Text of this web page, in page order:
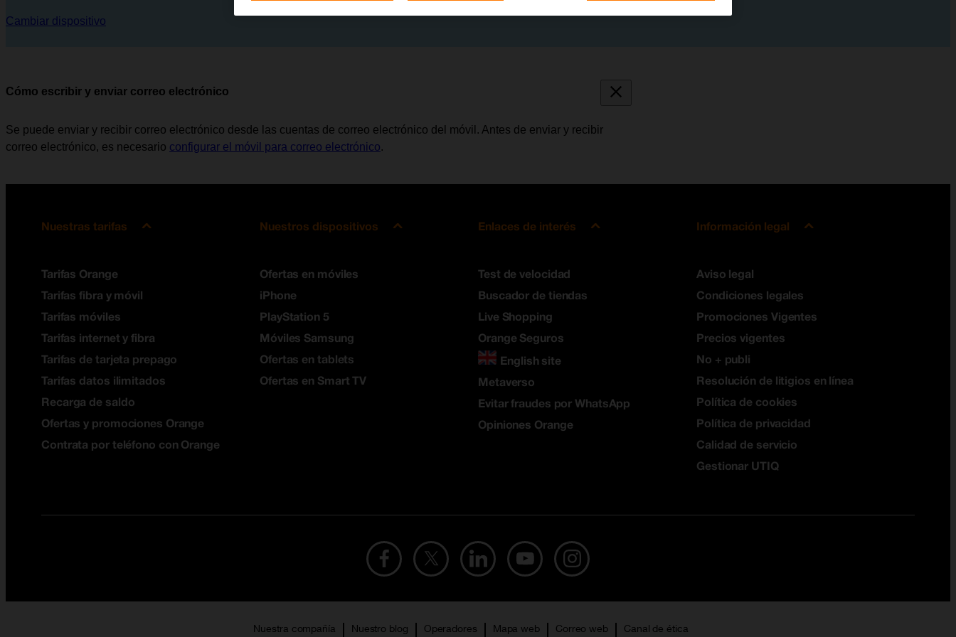
Cambiar dispositivo
Cómo escribir y enviar correo electrónico
Se puede enviar y recibir correo electrónico desde las cuentas de correo electrónico del móvil. Antes de enviar y recibir
correo electrónico, es necesario configurar el móvil para correo electrónico.
Nuestras tarifas
Tarifas Orange
Tarifas fibra y móvil
Tarifas móviles
Tarifas internet y fibra
Tarifas de tarjeta prepago
Tarifas datos ilimitados
Recarga de saldo
Ofertas y promociones Orange
Contrata por teléfono con Orange
Nuestros dispositivos
Ofertas en móviles
iPhone
PlayStation 5
Móviles Samsung
Ofertas en tablets
Ofertas en Smart TV
Enlaces de interés
Test de velocidad
Buscador de tiendas
Live Shopping
Orange Seguros
English site
Metaverso
Evitar fraudes por WhatsApp
Opiniones Orange
Información legal
Aviso legal
Condiciones legales
Promociones Vigentes
Precios vigentes
No + publi
Resolución de litigios en línea
Política de cookies
Política de privacidad
Calidad de servicio
Gestionar UTIQ
Nuestra compañía Nuestro blog Operadores Mapa web Correo web Canal de ética